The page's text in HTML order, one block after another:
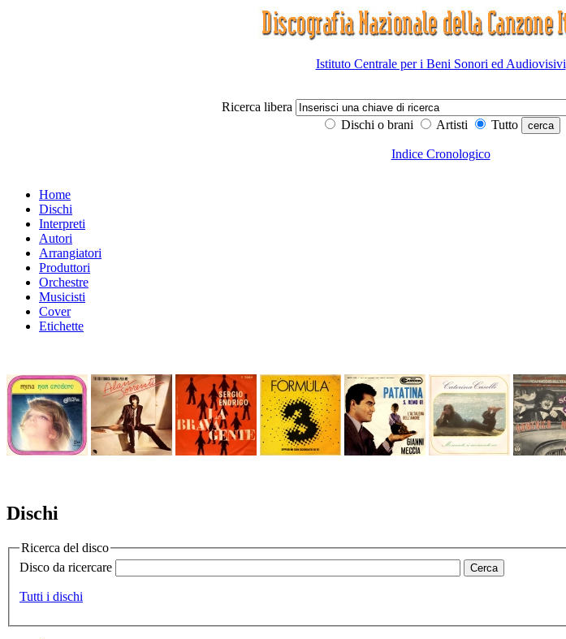
Istituto Centrale per i Beni Sonori ed Audiovisivi
Ricerca libera
Dischi o brani
Artisti Tutto
Indice Cronologico
Home
Dischi
Interpreti
Autori
Arrangiatori
Produttori
Orchestre
Musicisti
Cover
Etichette
Dischi
Ricerca del disco
Disco da ricercare
Tutti i dischi